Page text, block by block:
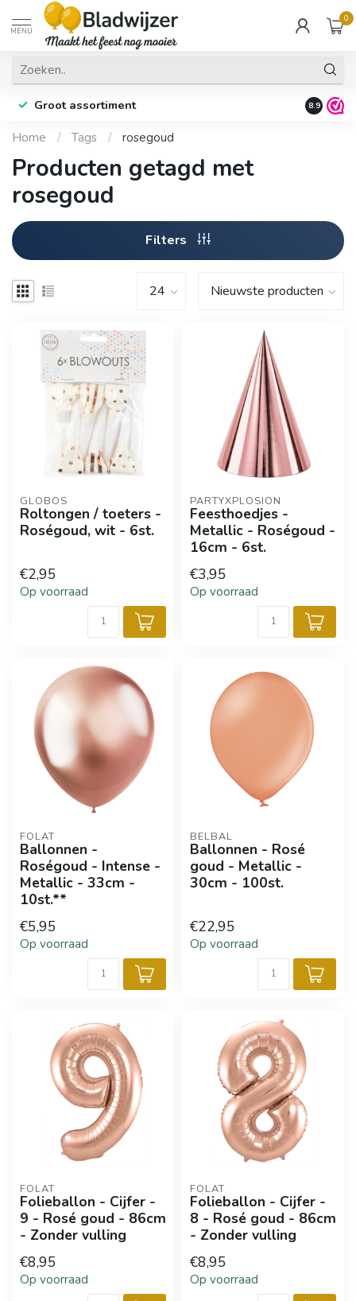
MENU
0
Groot assortiment Fysieke
8.9
Home / Tags / rosegoud
Producten getagd met
rosegoud
Filters
GLOBOS
Roltongen / toeters -
Roségoud, wit - 6st.
€2,95
Op voorraad
PARTYXPLOSION
Feesthoedjes -
Metallic - Roségoud -
16cm - 6st.
€3,95
Op voorraad
FOLAT
Ballonnen -
Roségoud - Intense -
Metallic - 33cm -
10st.**
€5,95
Op voorraad
BELBAL
Ballonnen - Rosé
goud - Metallic -
30cm - 100st.
€22,95
Op voorraad
FOLAT
Folieballon - Cijfer -
9 - Rosé goud - 86cm
- Zonder vulling
€8,95
Op voorraad
FOLAT
Folieballon - Cijfer -
8 - Rosé goud - 86cm
- Zonder vulling
€8,95
Op voorraad